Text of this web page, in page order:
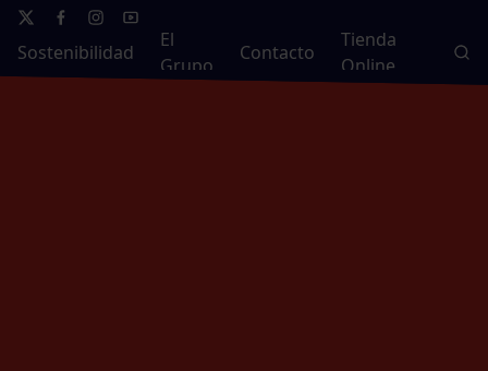
Sostenibilidad
El
Grupo
Contacto
Tienda
Online